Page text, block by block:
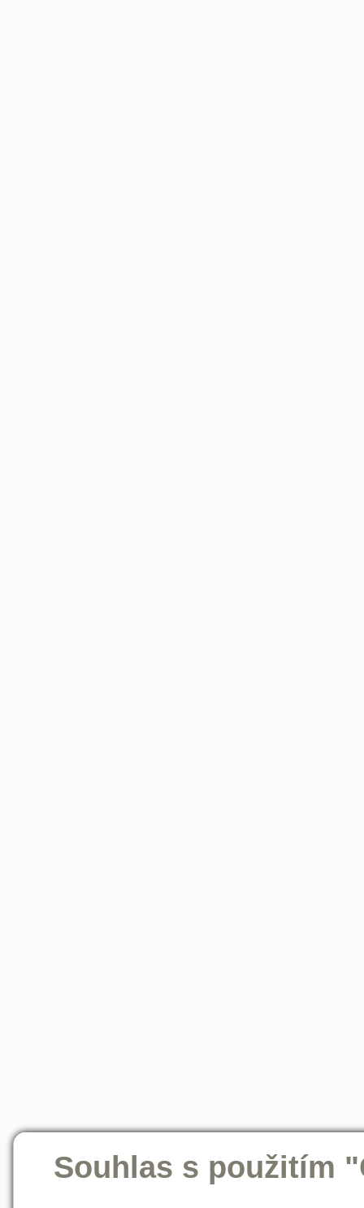
Souhlas s použitím